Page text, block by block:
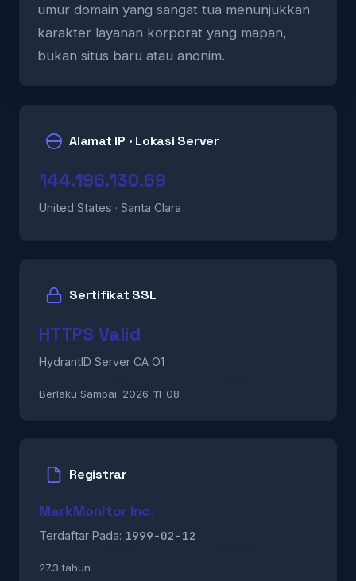
umur domain yang sangat tua menunjukkan
karakter layanan korporat yang mapan,
bukan situs baru atau anonim.
Alamat IP · Lokasi Server
144.196.130.69
United States · Santa Clara
Sertifikat SSL
HTTPS Valid
HydrantID Server CA O1
Berlaku Sampai: 2026-11-08
Registrar
MarkMonitor Inc.
Terdaftar Pada: 1999-02-12
27.3 tahun